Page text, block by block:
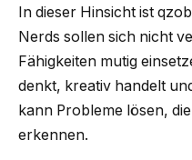
In dieser Hinsicht ist
Nerds sollen sich nicht
Fähigkeiten mutig
denkt, kreativ handelt
kann Probleme lösen,
erkennen.